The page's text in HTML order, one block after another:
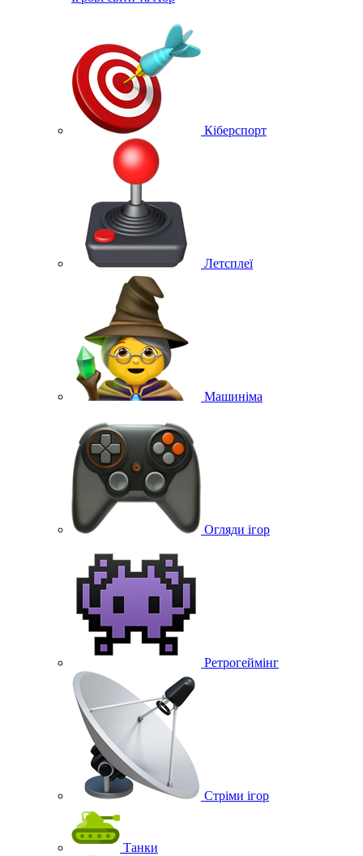
Кіберспорт
Летсплеї
Машиніма
Огляди ігор
Ретрогеймінг
Стріми ігор
Танки